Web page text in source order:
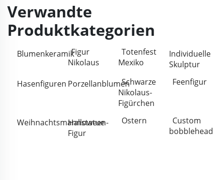
Verwandte
Produktkategorien
BlumenkeramikFigur
Nikolaus
Totenfest
Mexiko
Individuelle
Skulptur
Hasenfiguren PorzellanblumenSchwarze
Nikolaus-
Figürchen
Feenfigur
Weihnachtsmannstatue
Halloween-
Figur
Ostern
Custom
bobblehead